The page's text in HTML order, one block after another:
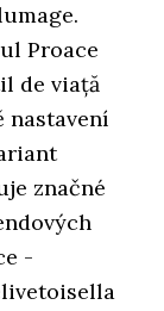
Proace
de viață
nastavení
značné
-